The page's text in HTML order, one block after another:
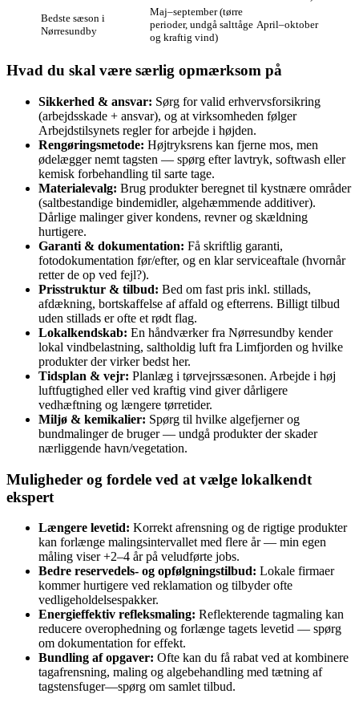
Bedste sæson i
Nørresundby
Maj–september (tørre
perioder, undgå salttåge
og kraftig vind)
April–oktober
Hvad du skal være særlig opmærksom på
Sikkerhed & ansvar: Sørg for valid erhvervsforsikring
(arbejdsskade + ansvar), og at virksomheden følger
Arbejdstilsynets regler for arbejde i højden.
Rengøringsmetode: Højtryksrens kan fjerne mos, men
ødelægger nemt tagsten — spørg efter lavtryk, softwash eller
kemisk forbehandling til sarte tage.
Materialevalg: Brug produkter beregnet til kystnære områder
(saltbestandige bindemidler, algehæmmende additiver).
Dårlige malinger giver kondens, revner og skældning
hurtigere.
Garanti & dokumentation: Få skriftlig garanti,
fotodokumentation før/efter, og en klar serviceaftale (hvornår
retter de op ved fejl?).
Prisstruktur & tilbud: Bed om fast pris inkl. stillads,
afdækning, bortskaffelse af affald og efterrens. Billigt tilbud
uden stillads er ofte et rødt flag.
Lokalkendskab: En håndværker fra Nørresundby kender
lokal vindbelastning, saltholdig luft fra Limfjorden og hvilke
produkter der virker bedst her.
Tidsplan & vejr: Planlæg i tørvejrssæsonen. Arbejde i høj
luftfugtighed eller ved kraftig vind giver dårligere
vedhæftning og længere tørretider.
Miljø & kemikalier: Spørg til hvilke algefjerner og
bundmalinger de bruger — undgå produkter der skader
nærliggende havn/vegetation.
Muligheder og fordele ved at vælge lokalkendt
ekspert
Længere levetid: Korrekt afrensning og de rigtige produkter
kan forlænge malingsintervallet med flere år — min egen
måling viser +2–4 år på veludførte jobs.
Bedre reservedels- og opfølgningstilbud: Lokale firmaer
kommer hurtigere ved reklamation og tilbyder ofte
vedligeholdelsespakker.
Energieffektiv refleksmaling: Reflekterende tagmaling kan
reducere overophedning og forlænge tagets levetid — spørg
om dokumentation for effekt.
Bundling af opgaver: Ofte kan du få rabat ved at kombinere
tagafrensning, maling og algebehandling med tætning af
tagstensfuger—spørg om samlet tilbud.